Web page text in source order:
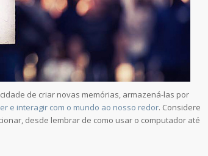
de criar novas memórias, armazená-las por
e interagir com o mundo ao nosso redor. Considere
desde lembrar de como usar o computador até